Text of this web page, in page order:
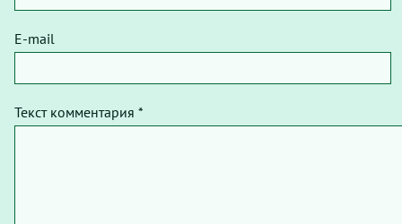
E-mail
Текст комментария *